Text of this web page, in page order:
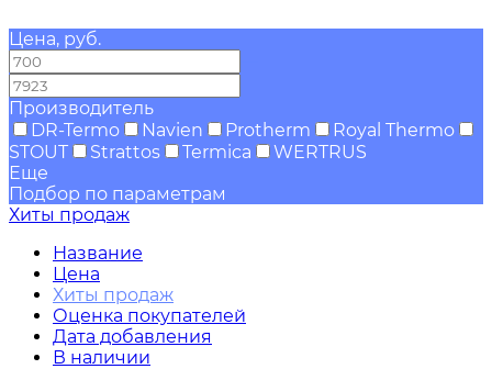
Цена, руб.
Производитель
DR-Termo
Navien Protherm
Royal Thermo
STOUT
Strattos Termica
WERTRUS
Еще
Подбор по параметрам
Хиты продаж
Название
Цена
Хиты продаж
Оценка покупателей
Дата добавления
В наличии